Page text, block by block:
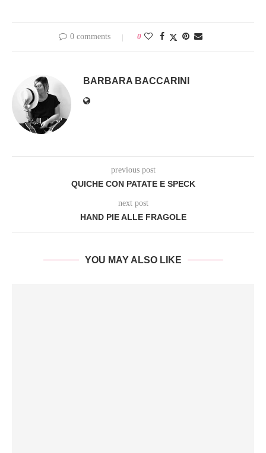
0 comments 0
BARBARA BACCARINI
previous post
QUICHE CON PATATE E SPECK
next post
HAND PIE ALLE FRAGOLE
YOU MAY ALSO LIKE